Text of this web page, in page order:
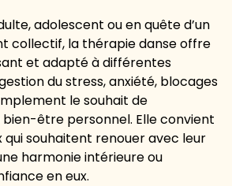
adolescent ou en quête d’un
collectif, la thérapie danse offre
et adapté à différentes
du stress, anxiété, blocages
le souhait de
être personnel. Elle convient
souhaitent renouer avec leur
harmonie intérieure ou
en eux.